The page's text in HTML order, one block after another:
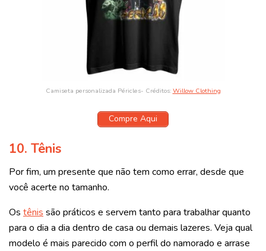
Camiseta personalizada Péricles- Créditos: Willow Clothing
Compre Aqui
10. Tênis
Por fim, um presente que não tem como errar, desde que
você acerte no tamanho.
Os tênis são práticos e servem tanto para trabalhar quanto
para o dia a dia dentro de casa ou demais lazeres. Veja qual
modelo é mais parecido com o perfil do namorado e arrase